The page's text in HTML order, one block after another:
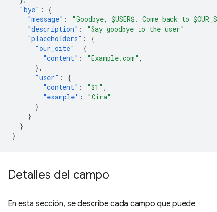
"bye" :
{
"message" :
"Goodbye, $USER$. Come back to
"description" : "Say goodbye to the user" ,
"placeholders" :
{
"our_site" :
{
"content" : "Example.com" ,
},
"user" :
{
"content" : "$1" ,
"example" :
"Cira"
}
}
}
}
Detalles del campo
En esta sección, se describe cada campo que puede